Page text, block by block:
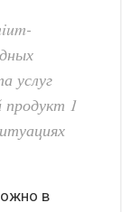
услуг
продукт 1
в